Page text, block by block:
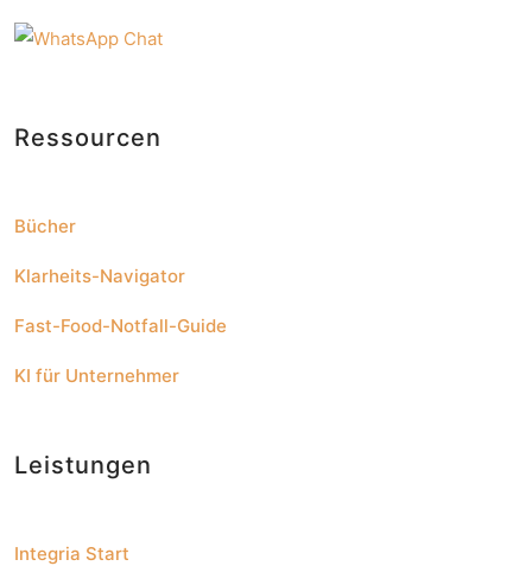
Ressourcen
Bücher
Klarheits-Navigator
Fast-Food-Notfall-Guide
KI für Unternehmer
Leistungen
Integria Start